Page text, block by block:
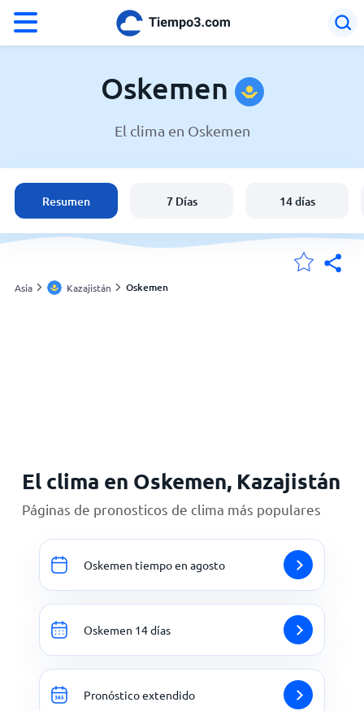
El clima en Oskemen
Kazajistán
España
Argentina
Oskemen
El clima en Oskemen
Resumen 7 Días 14 días
Asia Kazajistán Oskemen
El clima en Oskemen, Kazajistán
Páginas de pronosticos de clima más populares
Oskemen tiempo en agosto
Oskemen 14 días
Pronóstico extendido